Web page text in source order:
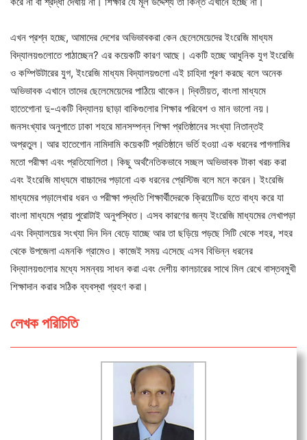
এখন প্রশ্ন হচ্ছে, আমাদের দেশের অভিভাবকরা কেন ছেলেমেয়েদের ইংরেজি মাধ্যম
বিদ্যালয়গুলোতে পাঠাচ্ছেন? এর কয়েকটি কারণ আছে। একটি হচ্ছে আধুনিক যুগ ইংরেজি
ও কম্পিউটারের যুগ, ইংরেজি মাধ্যম বিদ্যালয়গুলো এই চাহিদা পূরণ করছে বলে অনেক
অভিভাবক এখানে তাদের ছেলেমেয়েদের পাঠিয়ে থাকেন। দ্বিতীয়ত, বাংলা মাধ্যমে
হাতেগোনা দু-একটি বিদ্যালয় ছাড়া বাকিগুলোর শিক্ষার পরিবেশ ও মান ভালো নয়।
জনসংখ্যার অনুপাতে ঢাকা শহরে মানসম্পন্ন শিক্ষা প্রতিষ্ঠানের সংখ্যা নিতান্তই
অপ্রতুল। আর হাতেগোন নামিদামি কয়েকটি প্রতিষ্ঠানে ভর্তি হওয়া এক ধরনের পাগলামির
মতো পরীক্ষা এবং প্রতিযোগিতা। কিছু অর্থনৈতিকভাবে সচ্ছল অভিভাবক টাকা খরচ করা
এবং ইংরেজি মাধ্যমে বাচ্চাদের পড়ানো এক ধরনের প্রেস্টিজ বলে মনে করেন। ইংরেজি
মাধ্যমের পড়ালেখার ধরন ও পরীক্ষা পদ্ধতি শিক্ষার্থীদেরকে ক্রিয়েটিভ হতে বাধ্য করে যা
বাংলা মাধ্যমে প্রায় পুরোটাই অনুপস্থিত। এসব কারণের জন্য ইংরেজি মাধ্যমের লেখাপড়া
এবং বিদ্যালয়ের সংখ্যা দিন দিন বেড়ে যাচ্ছে আর তা ছড়িয়ে পড়ছে সিটি থেকে শহর, শহর
থেকে উপজেলা এমনকি গ্রামেও। কাজেই সময় এসেছে এসব বিভিন্ন ধরনের
বিদ্যালয়গুলোর মধ্যে সমন্বয় সাধন করা এবং দেশীয় কালচারের সাথে মিল রেখে বাস্তবমুখী
শিক্ষাদান করার সঠিক ব্যবস্থা গ্রহণ করা।
লেখক পরিচিতি